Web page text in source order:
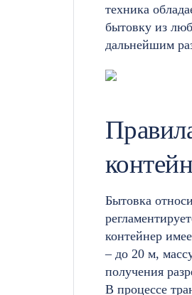
техника
бытовку из
дальнейшим
Бытовка
контейнер
– до 20 м,
получения
В процессе